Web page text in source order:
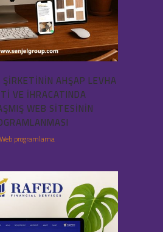
ŞIRKETININ AHŞAP LEVHA
VE IHRACATINDA
WEB SITESININ
Web programlama